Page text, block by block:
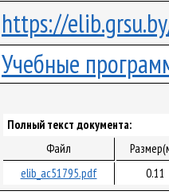
https://
Учебные
Полный текст документа:
Файл
elib_ac51795.pdf
0.11